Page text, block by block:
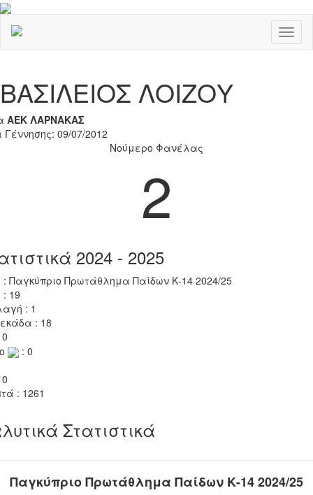
ΒΑΣΙΛΕΙΟΣ ΛΟΙΖΟΥ
ΑΕΚ ΛΑΡΝΑΚΑΣ
Γέννησης: 09/07/2012
Νούμερο Φανέλας
2
2024 - 2025
: Παγκύπριο Πρωτάθλημα Παίδων Κ-14 2024/25
19
: 1
: 18
: 0
: 1261
Στατιστικά
Παγκύπριο Πρωτάθλημα Παίδων Κ-14 2024/25